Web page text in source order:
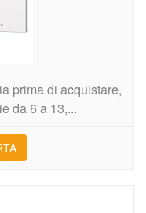
prima di acquistare,
da 6 a 13,...